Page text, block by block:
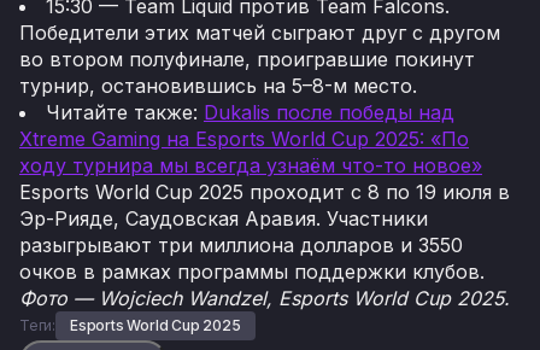
15:30 — Team Liquid против Team Falcons.
Победители этих матчей сыграют друг с другом
во втором полуфинале, проигравшие покинут
турнир, остановившись на 5–8-м место.
Читайте также: Dukalis после победы над
Xtreme Gaming на Esports World Cup 2025: «По
ходу турнира мы всегда узнаём что-то новое»
Esports World Cup 2025 проходит с 8 по 19 июля в
Эр-Рияде, Саудовская Аравия. Участники
разыгрывают три миллиона долларов и 3550
очков в рамках программы поддержки клубов.
Фото — Wojciech Wandzel, Esports World Cup 2025.
Теги:
Esports World Cup 2025